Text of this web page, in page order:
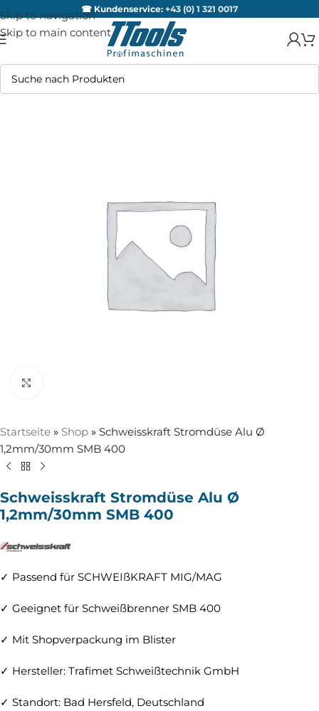
Skip to navigation
Skip to main content
☎ Kundenservice: +43 (0) 1 321 0017
Startseite » Shop » Schweisskraft Stromdüse Alu Ø
1,2mm/30mm SMB 400
Schweisskraft Stromdüse Alu Ø
1,2mm/30mm SMB 400
✓ Passend für SCHWEIßKRAFT MIG/MAG
✓ Geeignet für Schweißbrenner SMB 400
✓ Mit Shopverpackung im Blister
✓ Hersteller: Trafimet Schweißtechnik GmbH
✓ Standort: Bad Hersfeld, Deutschland